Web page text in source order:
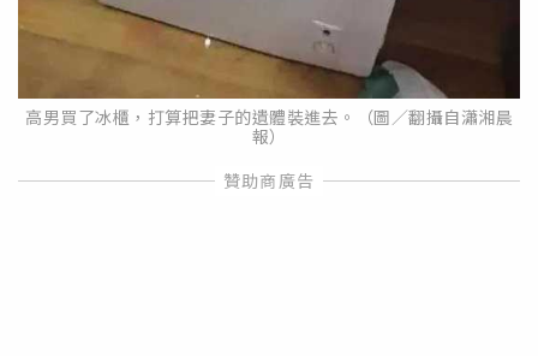
高男買了冰櫃，打算把妻子的遺體裝進去。（圖／翻攝自瀟湘晨
報）